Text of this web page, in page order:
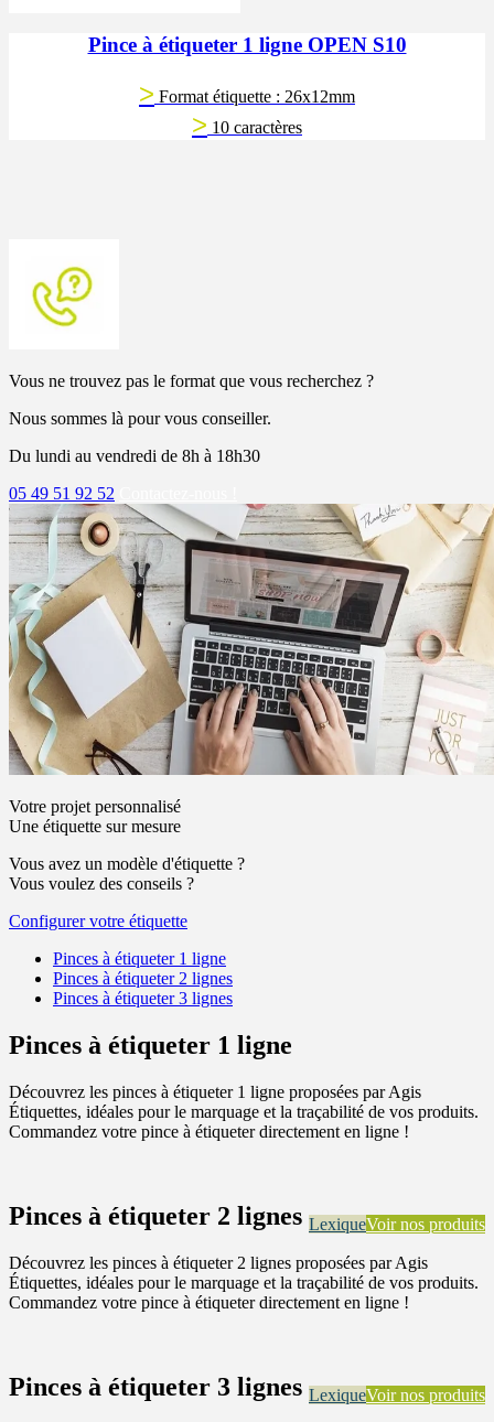
Pince à étiqueter 1 ligne OPEN S10
> Format étiquette : 26x12mm
> 10 caractères
Vous ne trouvez pas le format que vous recherchez ?
Nous sommes là pour vous conseiller.
Du lundi au vendredi de 8h à 18h30
05 49 51 92 52
Votre projet personnalisé
Une étiquette sur mesure
Vous avez un modèle d'étiquette ?
Vous voulez des conseils ?
Configurer votre étiquette
Pinces à étiqueter 1 ligne
Pinces à étiqueter 2 lignes
Pinces à étiqueter 3 lignes
Pinces à étiqueter 1 ligne
Découvrez les pinces à étiqueter 1 ligne proposées par Agis
Étiquettes, idéales pour le marquage et la traçabilité de vos produits.
Commandez votre pince à étiqueter directement en ligne !
LexiqueVoir nos produits
Pinces à étiqueter 2 lignes
Découvrez les pinces à étiqueter 2 lignes proposées par Agis
Étiquettes, idéales pour le marquage et la traçabilité de vos produits.
Commandez votre pince à étiqueter directement en ligne !
LexiqueVoir nos produits
Pinces à étiqueter 3 lignes